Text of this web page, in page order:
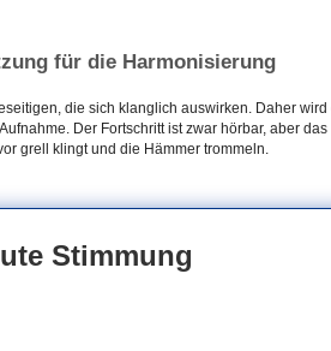
für die Harmonisierung
die sich klanglich auswirken. Daher
Der Fortschritt ist zwar hörbar, aber
grell klingt und die Hämmer trommeln.
Stimmung